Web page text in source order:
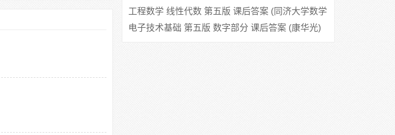
力学教研室)
工程数学 线性代数 第五版 课后答案 (同济大学数学
系)
电子技术基础 第五版 数字部分 课后答案 (康华光)